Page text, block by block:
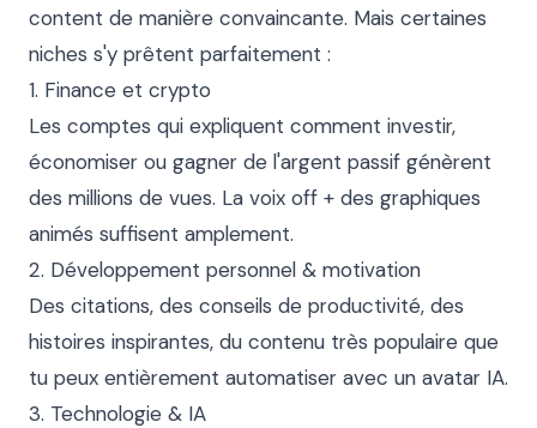
content de manière convaincante. Mais certaines
niches s'y prêtent parfaitement :
1. Finance et crypto
Les comptes qui expliquent comment investir,
économiser ou gagner de l'argent passif génèrent
des millions de vues. La voix off + des graphiques
animés suffisent amplement.
2. Développement personnel & motivation
Des citations, des conseils de productivité, des
histoires inspirantes, du contenu très populaire que
tu peux entièrement automatiser avec un avatar IA.
3. Technologie & IA